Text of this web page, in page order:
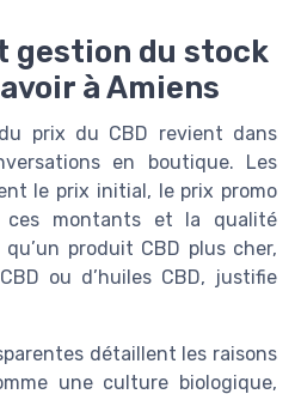
gestion du stock
à Amiens
prix du CBD revient dans
en boutique. Les
le prix initial, le prix promo
montants et la qualité
produit CBD plus cher,
ou d’huiles CBD, justifie
détaillent les raisons
une culture biologique,